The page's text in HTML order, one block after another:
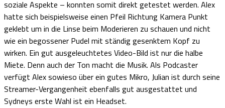
soziale Aspekte – konnten somit direkt getestet werden. Alex
hatte sich beispielsweise einen Pfeil Richtung Kamera Punkt
geklebt um in die Linse beim Moderieren zu schauen und nicht
wie ein begossener Pudel mit ständig gesenktem Kopf zu
wirken. Ein gut ausgeleuchtetes Video-Bild ist nur die halbe
Miete. Denn auch der Ton macht die Musik. Als Podcaster
verfügt Alex sowieso über ein gutes Mikro, Julian ist durch seine
Streamer-Vergangenheit ebenfalls gut ausgestattet und
Sydneys erste Wahl ist ein Headset.